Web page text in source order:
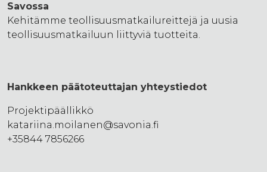
Savossa
Kehitämme teollisuusmatkailureittejä ja uusia
teollisuusmatkailuun liittyviä tuotteita.
Hankkeen päätoteuttajan yhteystiedot
Projektipäällikkö
katariina.moilanen@savonia.fi
+35844 7856266